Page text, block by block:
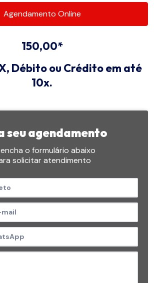
Agendamento Online
150,00*
Débito ou Crédito em até
10x.
seu agendamento
o formulário abaixo
solicitar atendimento